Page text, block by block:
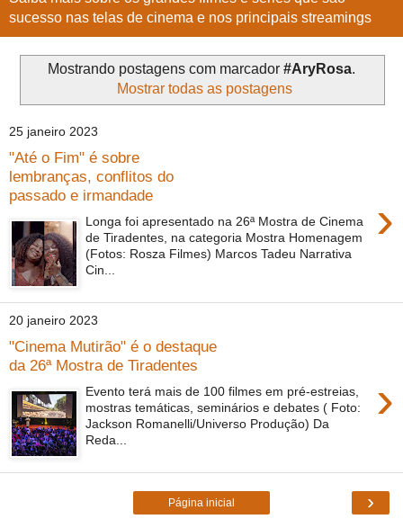
sucesso nas telas de cinema e nos principais streamings
Mostrando postagens com marcador #AryRosa.
Mostrar todas as postagens
25 janeiro 2023
"Até o Fim" é sobre
lembranças, conflitos do
passado e irmandade
›
Longa foi apresentado na 26ª Mostra de Cinema
de Tiradentes, na categoria Mostra Homenagem
(Fotos: Rosza Filmes) Marcos Tadeu Narrativa
Cin...
20 janeiro 2023
"Cinema Mutirão" é o destaque
da 26ª Mostra de Tiradentes
›
Evento terá mais de 100 filmes em pré-estreias,
mostras temáticas, seminários e debates ( Foto:
Jackson Romanelli/Universo Produção) Da
Reda...
›
Página inicial